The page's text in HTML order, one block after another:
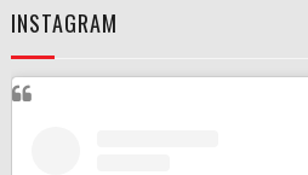
INSTAGRAM